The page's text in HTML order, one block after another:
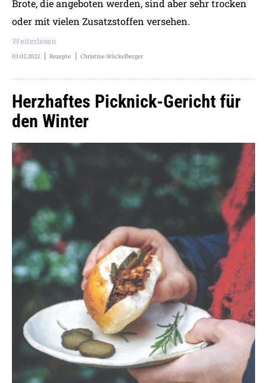
Brote, die angeboten werden, sind aber sehr trocken
oder mit vielen Zusatzstoffen versehen.
Weiterlesen
03.02.2022 Rezepte Christine Stückelberger
Herzhaftes Picknick-Gericht für
den Winter